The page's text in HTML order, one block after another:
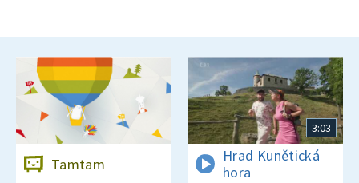
Tamtam
3:03
Hrad Kunětická
hora